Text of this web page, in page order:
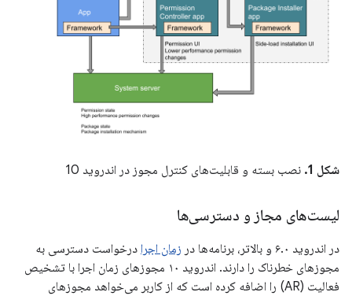
شکل 1. نصب بسته و قابلیت‌های کنترل مجوز در اندروید 10
لیست‌های مجاز و دسترسی‌ها
در اندروید ۶.۰ و بالاتر، برنامه‌ها در زمان اجرا درخواست دسترسی به
مجوزهای خطرناک را دارند. اندروید ۱۰ مجوزهای زمان اجرا با تشخیص
فعالیت (AR) را اضافه کرده است که از کاربر می‌خواهد مجوزهای